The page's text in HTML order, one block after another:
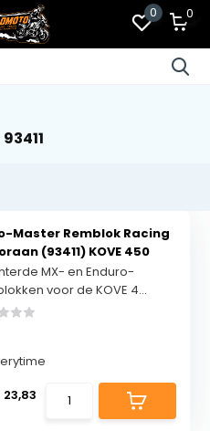
0 0
Master Remblok Racing
(93411) KOVE 450
MX- en Enduro-
voor de KOVE 4...